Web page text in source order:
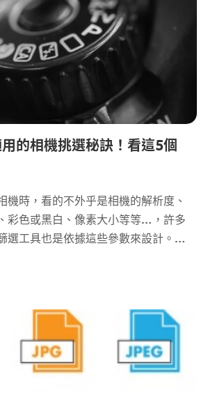
的相機挑選秘訣！看這5個
機時，看的不外乎是相機的解析度、
彩色或黑白、像素大小等等…，許多
選工具也是依據這些參數來設計。但
用，我們就可以更進一步的察看與相
用嗎？答案是沒問題的！因為不論是
有相機，它們的參數都是遵照
規範，以相同的測試條件和方法測
較的基準。那麼，評估相機常用到的